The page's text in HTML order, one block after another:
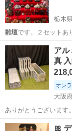
栃木
雛壇
栃木 宇都宮市
アル
真
オン
大阪
校・保育園…
大阪 大阪市
🎀